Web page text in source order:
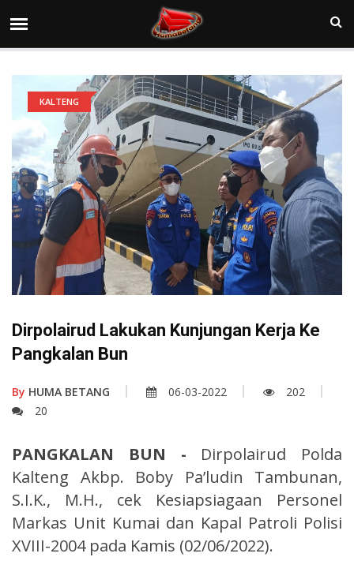
KALTENG
Dirpolairud Lakukan Kunjungan Kerja Ke
Pangkalan Bun
By HUMA BETANG 06-03-2022
202
20
PANGKALAN BUN - Dirpolairud Polda
Kalteng Akbp. Boby Pa’ludin Tambunan,
S.I.K., M.H., cek Kesiapsiagaan Personel
Markas Unit Kumai dan Kapal Patroli Polisi
XVIII-2004 pada Kamis (02/06/2022).